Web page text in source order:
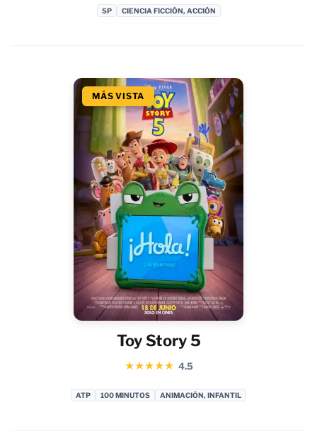
SP CIENCIA FICCIÓN, ACCIÓN
MÁS VISTA
Toy Story 5
★★★★★ 4.5
ATP 100 MINUTOS ANIMACIÓN, INFANTIL